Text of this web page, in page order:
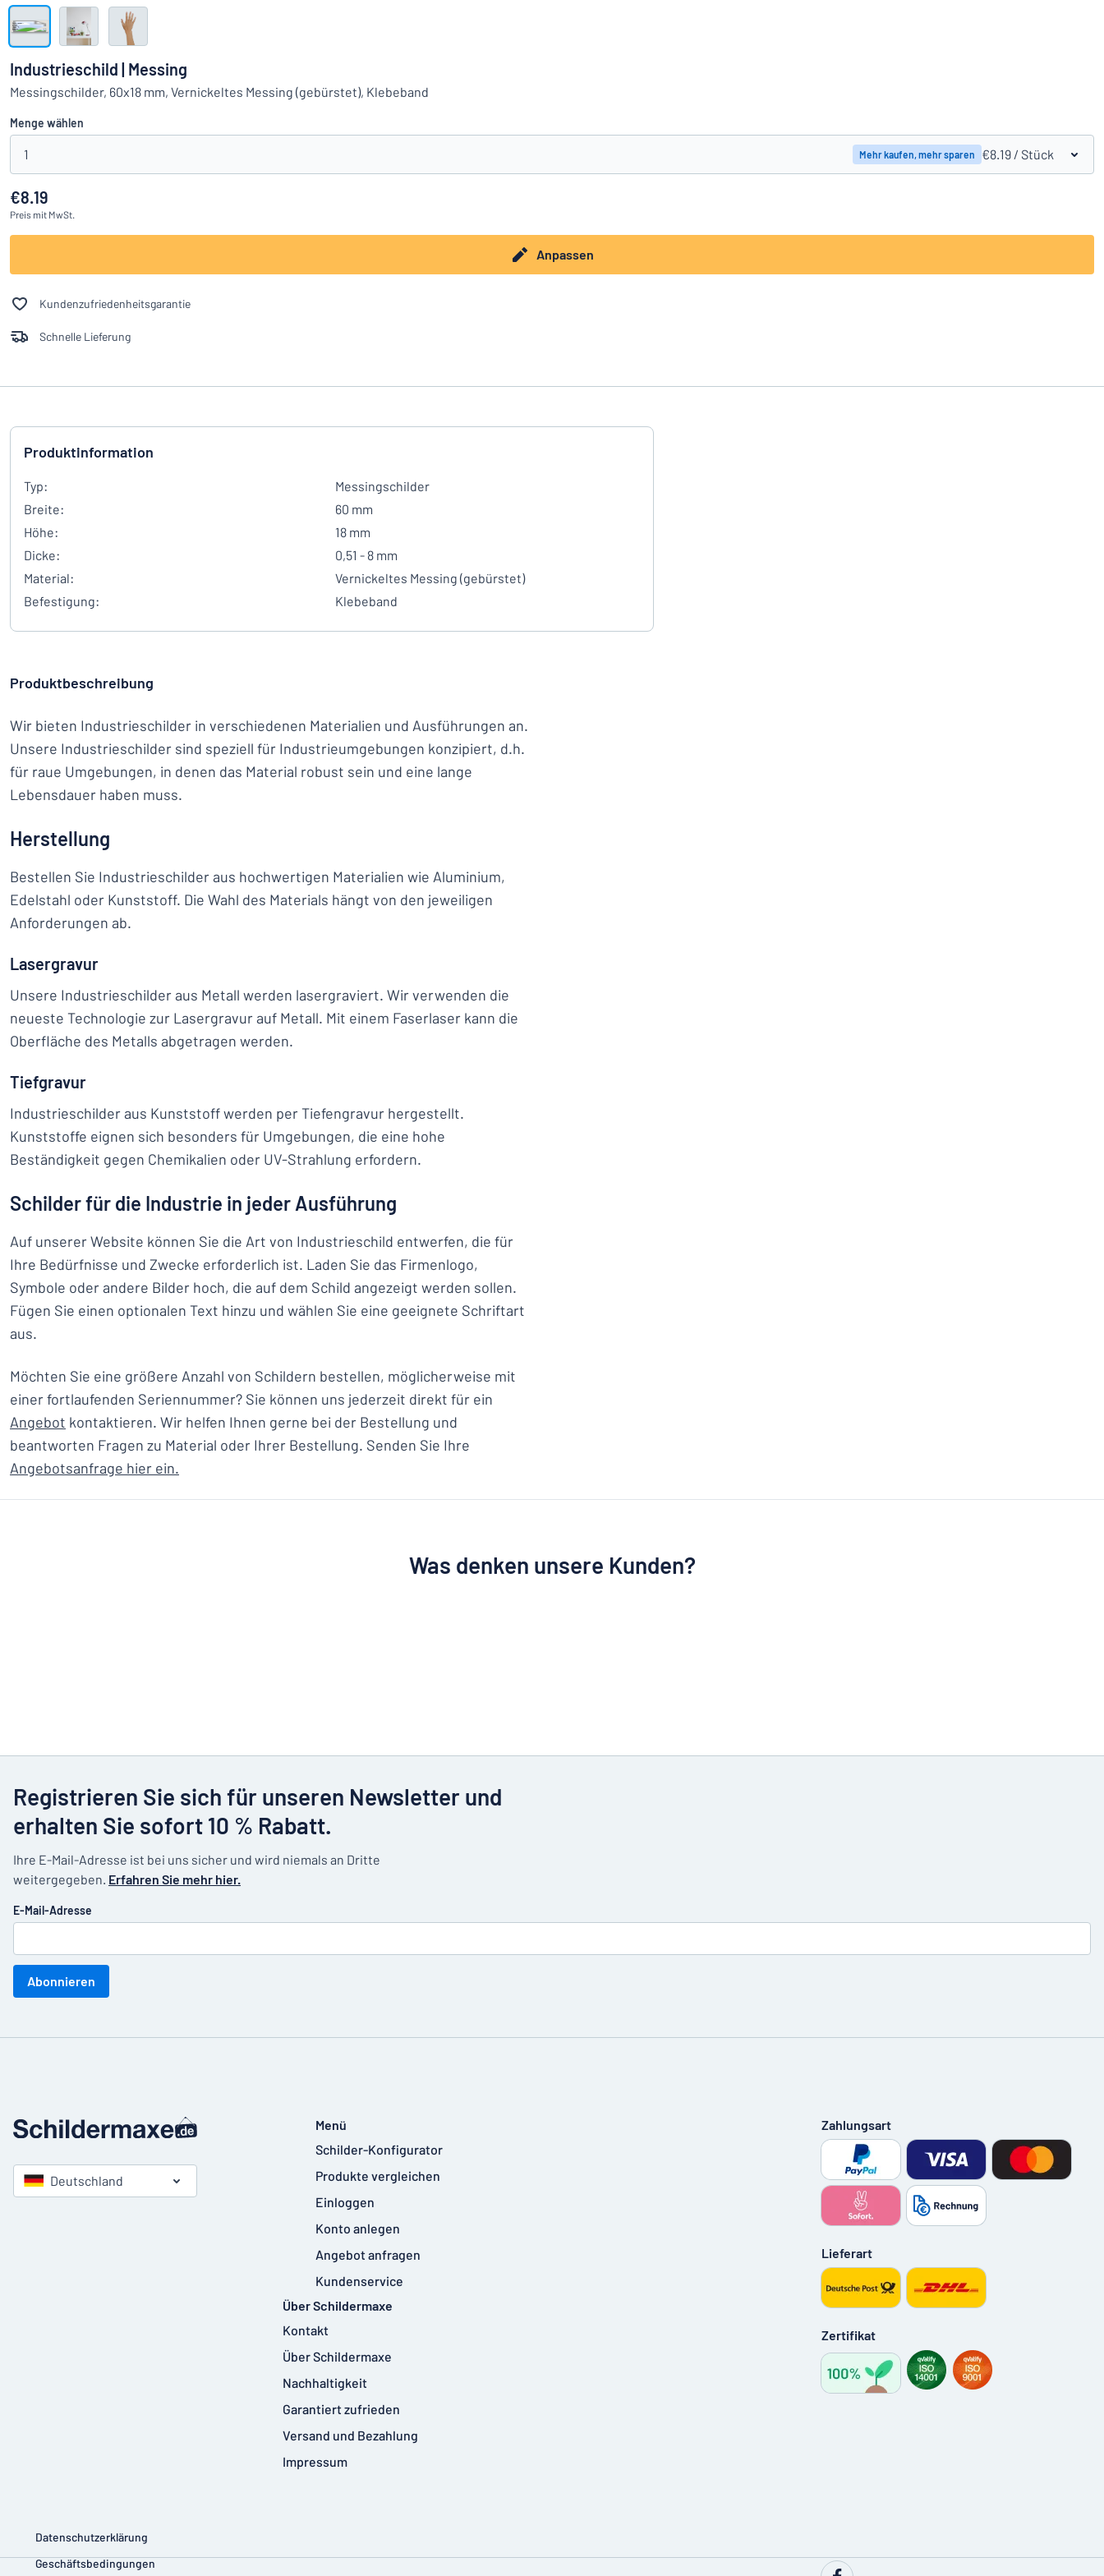
Das Gesuchte nicht gefunden?
Alle Kategorien anzeigen
Einloggen
Kundenservice
Privat
Industrieschild | Messing
Messingschilder, 60x18 mm, Vernickeltes Messing (gebürstet), Klebeband
Menge wählen
1 Mehr kaufen, mehr sparen €8.19 / Stück
€8.19
Preis mit MwSt.
Anpassen
Kundenzufriedenheitsgarantie
Schnelle Lieferung
Produktinformation
Typ:
Messingschilder
Breite:
60 mm
Höhe:
18 mm
Dicke:
0,51 - 8 mm
Material:
Vernickeltes Messing (gebürstet)
Befestigung:
Klebeband
Produktbeschreibung
Wir bieten Industrieschilder in verschiedenen Materialien und Ausführungen an.
Unsere Industrieschilder sind speziell für Industrieumgebungen konzipiert, d.h.
für raue Umgebungen, in denen das Material robust sein und eine lange
Lebensdauer haben muss.
Herstellung
Bestellen Sie Industrieschilder aus hochwertigen Materialien wie Aluminium,
Edelstahl oder Kunststoff. Die Wahl des Materials hängt von den jeweiligen
Anforderungen ab.
Lasergravur
Unsere Industrieschilder aus Metall werden lasergraviert. Wir verwenden die
neueste Technologie zur Lasergravur auf Metall. Mit einem Faserlaser kann die
Oberfläche des Metalls abgetragen werden.
Tiefgravur
Industrieschilder aus Kunststoff werden per Tiefengravur hergestellt.
Kunststoffe eignen sich besonders für Umgebungen, die eine hohe
Beständigkeit gegen Chemikalien oder UV-Strahlung erfordern.
Schilder für die Industrie in jeder Ausführung
Auf unserer Website können Sie die Art von Industrieschild entwerfen, die für
Ihre Bedürfnisse und Zwecke erforderlich ist. Laden Sie das Firmenlogo,
Symbole oder andere Bilder hoch, die auf dem Schild angezeigt werden sollen.
Fügen Sie einen optionalen Text hinzu und wählen Sie eine geeignete Schriftart
aus.
Möchten Sie eine größere Anzahl von Schildern bestellen, möglicherweise mit
einer fortlaufenden Seriennummer? Sie können uns jederzeit direkt für ein
Angebot kontaktieren. Wir helfen Ihnen gerne bei der Bestellung und
beantworten Fragen zu Material oder Ihrer Bestellung. Senden Sie Ihre
Angebotsanfrage hier ein.
Was denken unsere Kunden?
Registrieren Sie sich für unseren Newsletter und
erhalten Sie sofort 10 % Rabatt.
Ihre E-Mail-Adresse ist bei uns sicher und wird niemals an Dritte
weitergegeben. Erfahren Sie mehr hier.
E-Mail-Adresse
Abonnieren
Deutschland
Menü
Schilder-Konfigurator
Produkte vergleichen
Einloggen
Konto anlegen
Angebot anfragen
Kundenservice
Über Schildermaxe
Kontakt
Über Schildermaxe
Nachhaltigkeit
Garantiert zufrieden
Versand und Bezahlung
Impressum
Zahlungsart
Lieferart
Zertifikat
Datenschutzerklärung
Geschäftsbedingungen